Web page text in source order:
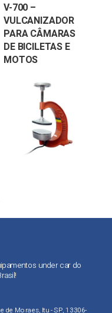
V-700 –
VULCANIZADOR
PARA CÂMARAS
DE BICILETAS E
MOTOS
under car do
de Moraes, Itu - SP, 13306-